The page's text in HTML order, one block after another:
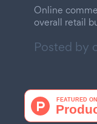
Online
overall retail
Posted by